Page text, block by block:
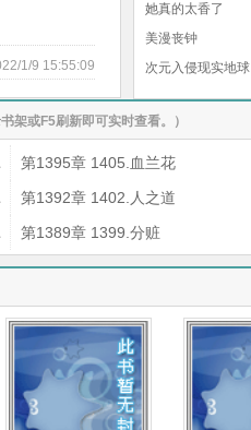
1/9 15:55:09
她真的太香了
美漫丧钟
次元入侵现实地球
架或F5刷新即可实时查看。）
第1395章 1405.血兰花
第1392章 1402.人之道
第1389章 1399.分赃